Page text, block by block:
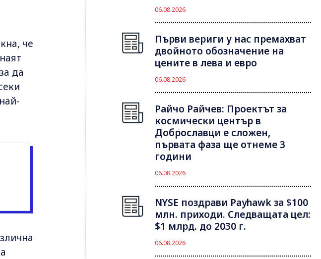
че
да
06.08.2026
Първи вериги у нас премахват
двойното обозначение на
цените в лева и евро
06.08.2026
Райчо Райчев: Проектът за
космически център в
Доброславци е сложен,
първата фаза ще отнеме 3
години
06.08.2026
NYSE поздрави Payhawk за $100
млн. приходи. Следващата цел:
$1 млрд. до 2030 г.
06.08.2026